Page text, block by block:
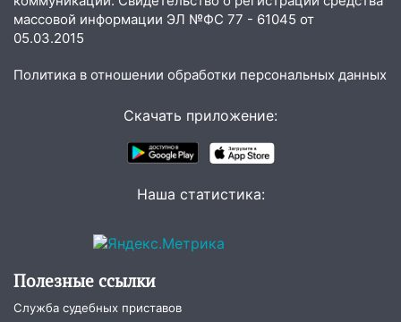
отличные шансы исправить старые
ошибки
06.08.2026
Ульяновской области
Ульяновцев приглашают на забег,
посвящённый Дню воздушного флота
руководителя частной компании
сотрудник
18:02 В Ульяновск едут звезды
массовой информации ЭЛ №ФС 77 - 61045 от
05.03.2015
Политика в отношении обработки персональных данных
Скачать приложение:
Наша статистика:
Полезные ссылки
Служба судебных приставов